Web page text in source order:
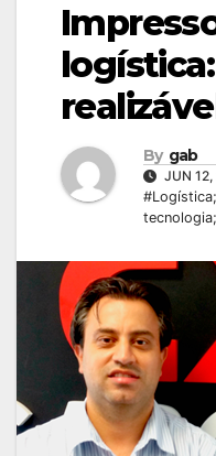
By gab
JUN